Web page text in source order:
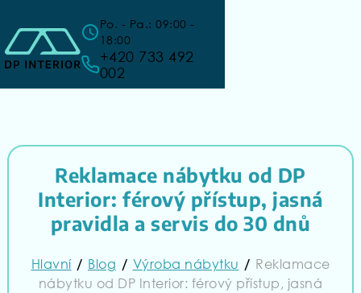
Po. - Pa.: 09:00 -
18:00
+420 733 492
002
Reklamace nábytku od DP
Interior: férový přístup, jasná
pravidla a servis do 30 dnů
Hlavní / Blog / Výroba nábytku / Reklamace
nábytku od DP Interior: férový přístup, jasná